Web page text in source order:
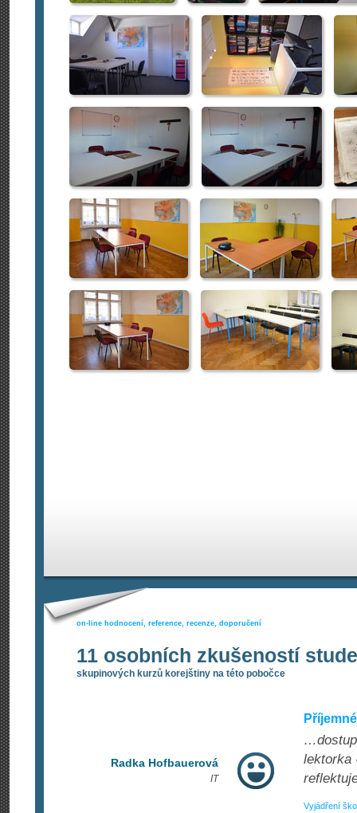
on-line hodnocení, reference, recenze, doporučení
11 osobních zkušeností
skupinových kurzů korejštiny na této pobočce
Radka Hofbauerová
IT
lektorka
Vyjádření